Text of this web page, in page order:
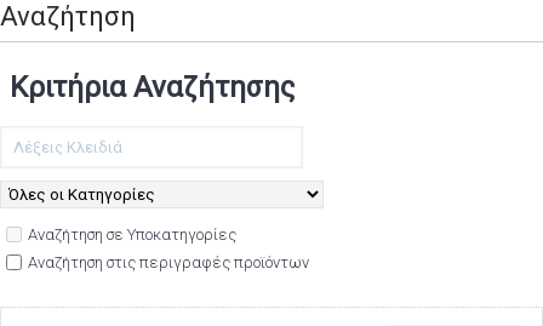
Αναζήτηση
Κριτήρια Αναζήτησης
Αναζήτηση σε Υποκατηγορίες
Αναζήτηση στις περιγραφές προϊόντων